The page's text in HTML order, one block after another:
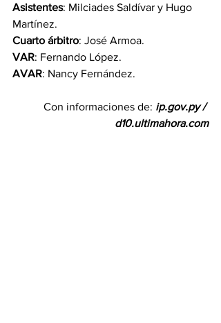
Asistentes: Milciades Saldívar y Hugo
Martínez.
Cuarto árbitro: José Armoa.
VAR: Fernando López.
AVAR: Nancy Fernández.
Con informaciones de: ip.gov.py /
d10.ultimahora.com